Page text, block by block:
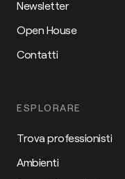
Newsletter
Open House
Contatti
ESPLORARE
Trova professionisti
Ambienti